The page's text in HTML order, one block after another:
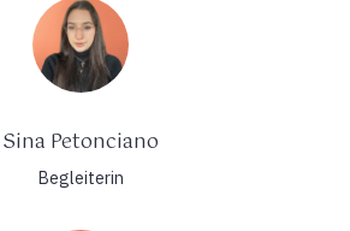
Sina Petonciano
Begleiterin